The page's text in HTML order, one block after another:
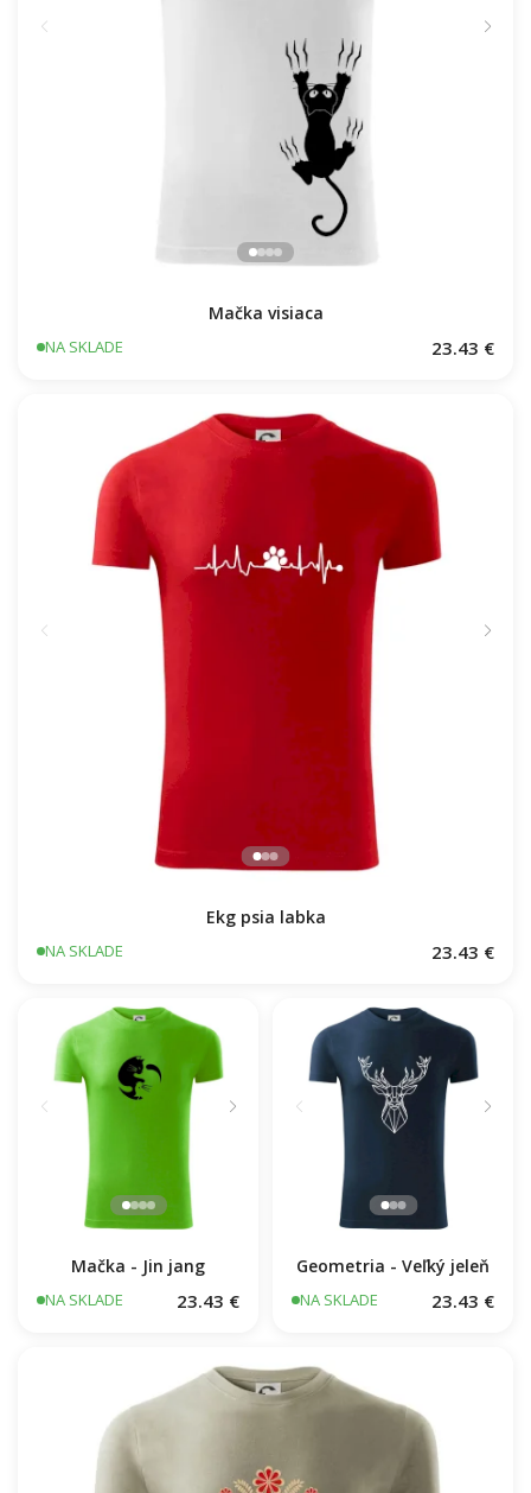
Mačka visiaca
NA SKLADE 23.43 €
Ekg psia labka
NA SKLADE 23.43 €
Mačka - Jin jang
NA SKLADE 23.43 €
Geometria - Veľký jeleň
NA SKLADE 23.43 €